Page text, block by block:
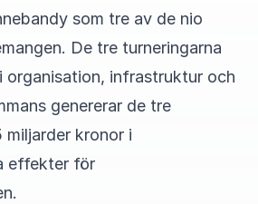
som tre av de nio
De tre turneringarna
organisation, infrastruktur och
genererar de tre
miljarder kronor i
effekter för